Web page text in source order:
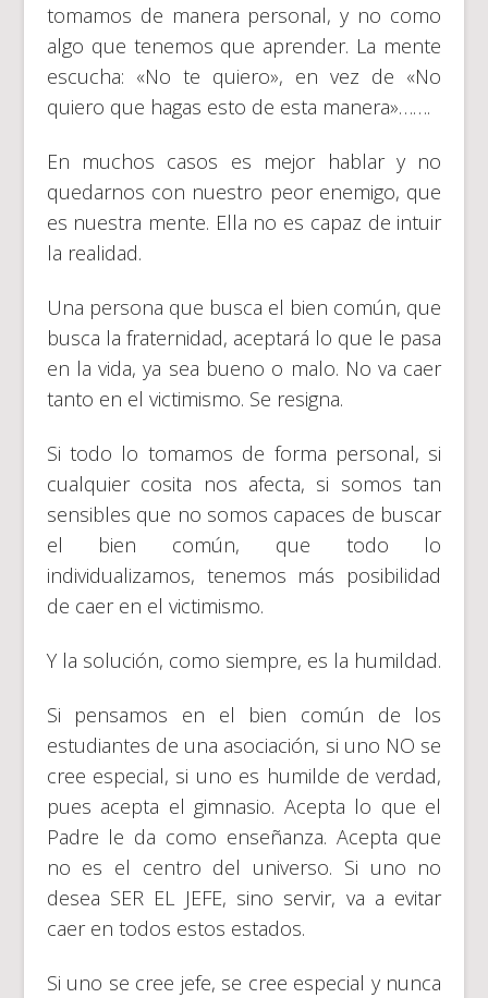
tomamos de manera personal, y no como
algo que tenemos que aprender. La mente
escucha: «No te quiero», en vez de «No
quiero que hagas esto de esta manera»…….
En muchos casos es mejor hablar y no
quedarnos con nuestro peor enemigo, que
es nuestra mente. Ella no es capaz de intuir
la realidad.
Una persona que busca el bien común, que
busca la fraternidad, aceptará lo que le pasa
en la vida, ya sea bueno o malo. No va caer
tanto en el victimismo. Se resigna.
Si todo lo tomamos de forma personal, si
cualquier cosita nos afecta, si somos tan
sensibles que no somos capaces de buscar
el bien común, que todo lo
individualizamos, tenemos más posibilidad
de caer en el victimismo.
Y la solución, como siempre, es la humildad.
Si pensamos en el bien común de los
estudiantes de una asociación, si uno NO se
cree especial, si uno es humilde de verdad,
pues acepta el gimnasio. Acepta lo que el
Padre le da como enseñanza. Acepta que
no es el centro del universo. Si uno no
desea SER EL JEFE, sino servir, va a evitar
caer en todos estos estados.
Si uno se cree jefe, se cree especial y nunca